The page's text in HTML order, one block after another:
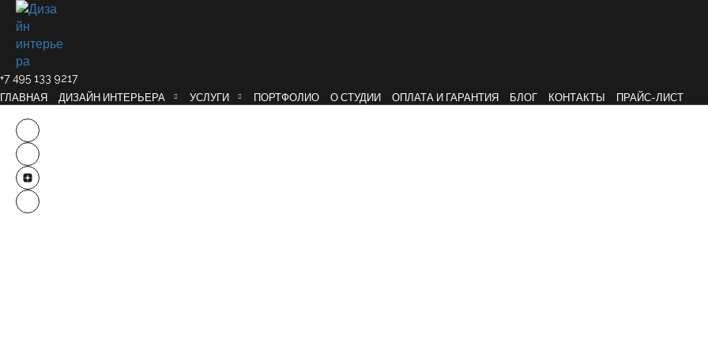
+7 495 133 9217
ГЛАВНАЯ ДИЗАЙН ИНТЕРЬЕРА УСЛУГИ ПОРТФОЛИО О СТУДИИ ОПЛАТА И ГАРАНТИЯ БЛОГ КОНТАКТЫ ПРАЙС-ЛИСТ